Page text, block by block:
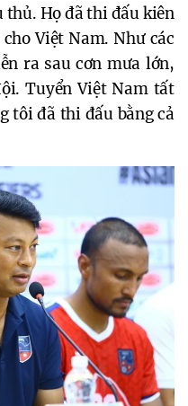
thủ. Họ đã thi đấu kiên
Việt Nam. Như các
ra sau cơn mưa lớn,
Tuyển Việt Nam tất
tôi đã thi đấu bằng cả